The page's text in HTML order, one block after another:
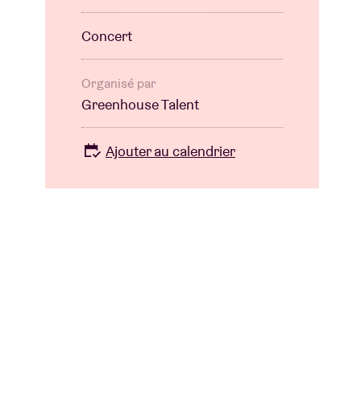
Concert
Organisé par
Greenhouse Talent
Ajouter au calendrier